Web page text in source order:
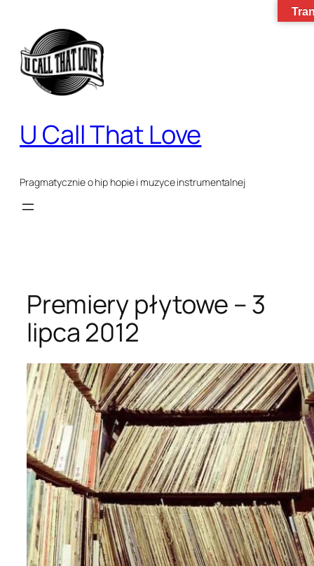
treści
U Call That Love
Pragmatycznie o hip hopie i muzyce instrumentalnej
Premiery płytowe – 3
lipca 2012